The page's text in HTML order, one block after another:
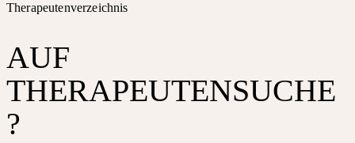
Therapeutenverzeichnis
AUF
THERAPEUTENSUCHE
?